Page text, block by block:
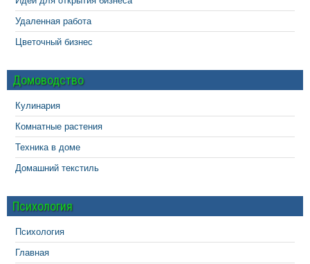
Удаленная работа
Цветочный бизнес
Домоводство
Кулинария
Комнатные растения
Техника в доме
Домашний текстиль
Психология
Психология
Главная